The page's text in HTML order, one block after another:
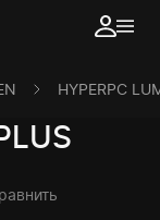
HYPERPC